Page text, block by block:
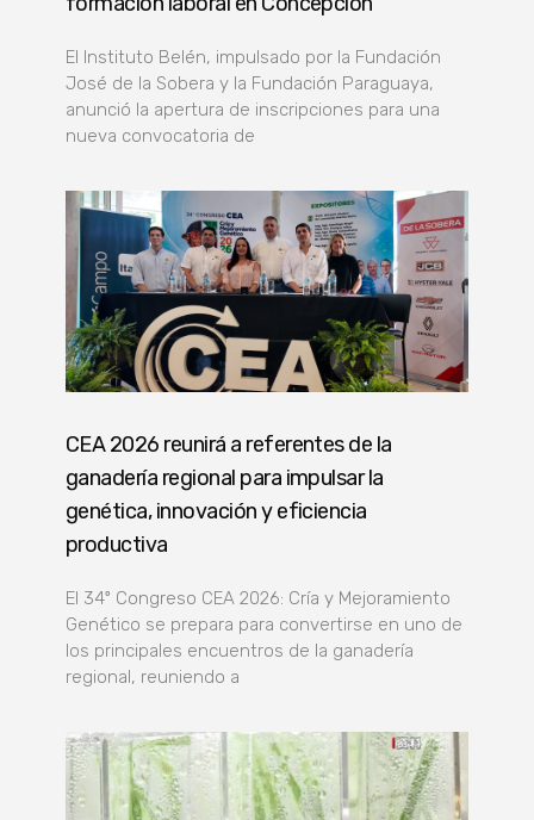
El Instituto Belén, impulsado por la Fundación
José de la Sobera y la Fundación Paraguaya,
anunció la apertura de inscripciones para una
nueva convocatoria de
CEA 2026 reunirá a referentes de la
ganadería regional para impulsar la
genética, innovación y eficiencia
productiva
El 34º Congreso CEA 2026: Cría y Mejoramiento
Genético se prepara para convertirse en uno de
los principales encuentros de la ganadería
regional, reuniendo a